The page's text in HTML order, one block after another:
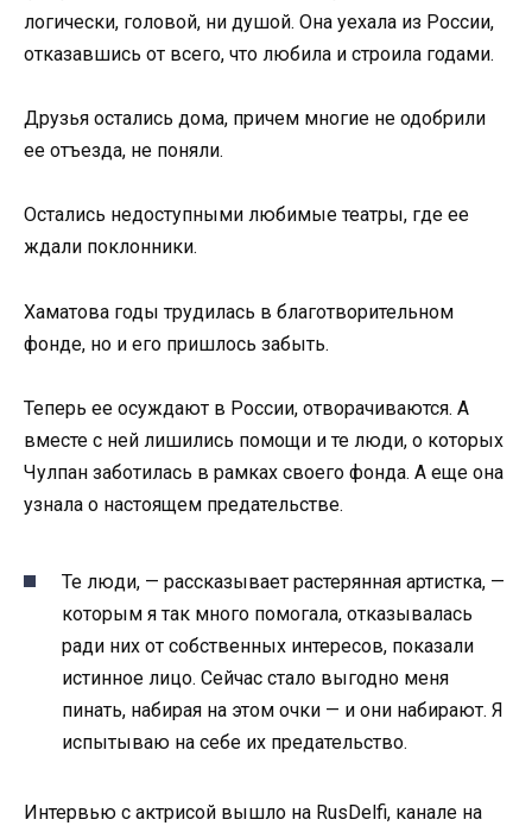
логически, головой, ни душой. Она уехала из России,
отказавшись от всего, что любила и строила годами.
Друзья остались дома, причем многие не одобрили
ее отъезда, не поняли.
Остались недоступными любимые театры, где ее
ждали поклонники.
Хаматова годы трудилась в благотворительном
фонде, но и его пришлось забыть.
Теперь ее осуждают в России, отворачиваются. А
вместе с ней лишились помощи и те люди, о которых
Чулпан заботилась в рамках своего фонда. А еще она
узнала о настоящем предательстве.
Те люди, — рассказывает растерянная артистка, —
которым я так много помогала, отказывалась
ради них от собственных интересов, показали
истинное лицо. Сейчас стало выгодно меня
пинать, набирая на этом очки — и они набирают. Я
испытываю на себе их предательство.
Интервью с актрисой вышло на RusDelfi, канале на